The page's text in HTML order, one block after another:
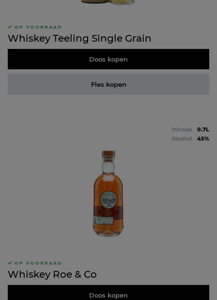
OP VOORRAAD
Whiskey Teeling Single Grain
Doos kopen
Fles kopen
Inhoud
0.7L
Alcohol
45%
OP VOORRAAD
Whiskey Roe & Co
Doos kopen